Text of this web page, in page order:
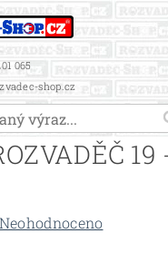
065
shop.cz
19
Neohodnoceno